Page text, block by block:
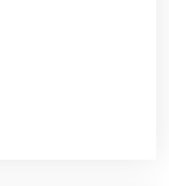
de este simulador
Wing Commander,
evento en la...